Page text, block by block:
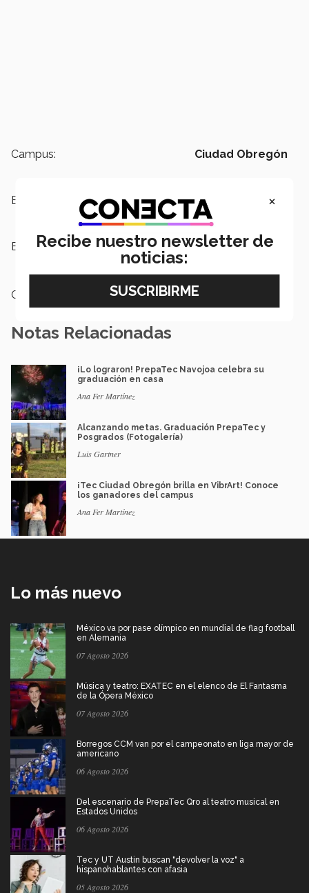
Campus: Ciudad Obregón
Escuelas: PrepaTec
Etiquetas: Graduación, PrepaTec, Campus
Categoría:
Notas Relacionadas
¡Lo lograron! PrepaTec Navojoa celebra su
graduación en casa
Ana Fer Martínez
Alcanzando metas. Graduación PrepaTec y
Posgrados (Fotogalería)
Luis Gartner
¡Tec Ciudad Obregón brilla en VibrArt! Conoce
los ganadores del campus
Ana Fer Martínez
Lo más nuevo
México va por pase olímpico en mundial de flag football
en Alemania
07 Agosto 2026
Música y teatro: EXATEC en el elenco de El Fantasma
de la Ópera México
07 Agosto 2026
Borregos CCM van por el campeonato en liga mayor de
americano
06 Agosto 2026
Del escenario de PrepaTec Qro al teatro musical en
Estados Unidos
06 Agosto 2026
Tec y UT Austin buscan "devolver la voz" a
hispanohablantes con afasia
05 Agosto 2026
×
Recibe nuestro newsletter de
noticias: